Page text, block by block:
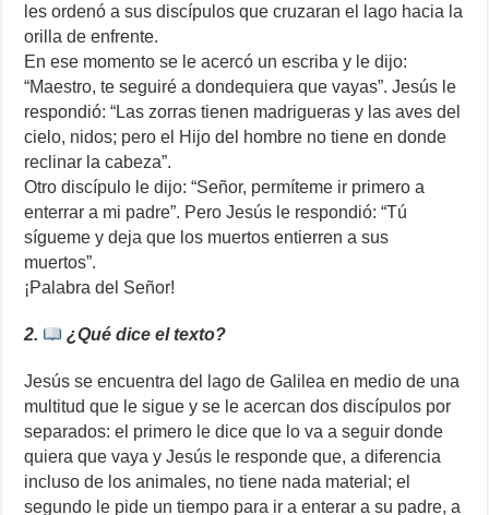
les ordenó a sus discípulos que cruzaran el lago hacia la
orilla de enfrente.
En ese momento se le acercó un escriba y le dijo:
“Maestro, te seguiré a dondequiera que vayas”. Jesús le
respondió: “Las zorras tienen madrigueras y las aves del
cielo, nidos; pero el Hijo del hombre no tiene en donde
reclinar la cabeza”.
Otro discípulo le dijo: “Señor, permíteme ir primero a
enterrar a mi padre”. Pero Jesús le respondió: “Tú
sígueme y deja que los muertos entierren a sus
muertos”.
¡Palabra del Señor!
2. ¿Qué dice el texto?
Jesús se encuentra del lago de Galilea en medio de una
multitud que le sigue y se le acercan dos discípulos por
separados: el primero le dice que lo va a seguir donde
quiera que vaya y Jesús le responde que, a diferencia
incluso de los animales, no tiene nada material; el
segundo le pide un tiempo para ir a enterar a su padre, a